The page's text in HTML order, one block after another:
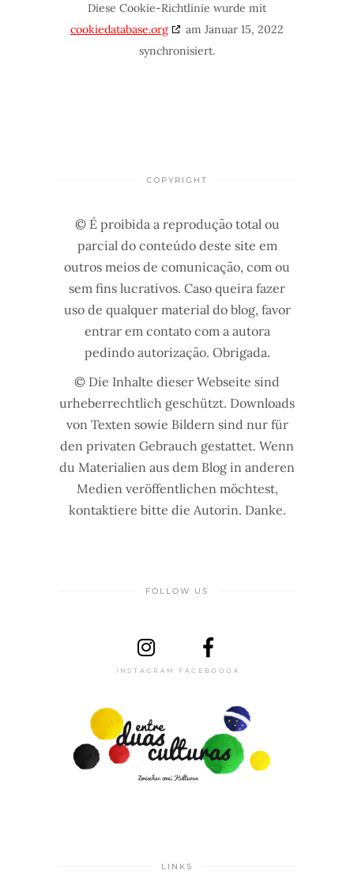
Diese Cookie-Richtlinie wurde mit
cookiedatabase.org
am Januar 15, 2022
synchronisiert.
COPYRIGHT
© É proibida a reprodução total ou
parcial do conteúdo deste site em
outros meios de comunicação, com ou
sem fins lucrativos. Caso queira fazer
uso de qualquer material do blog, favor
entrar em contato com a autora
pedindo autorização. Obrigada.
© Die Inhalte dieser Webseite sind
urheberrechtlich geschützt. Downloads
von Texten sowie Bildern sind nur für
den privaten Gebrauch gestattet. Wenn
du Materialien aus dem Blog in anderen
Medien veröffentlichen möchtest,
kontaktiere bitte die Autorin. Danke.
FOLLOW US
INSTAGRAM FACEBOOOK
LINKS